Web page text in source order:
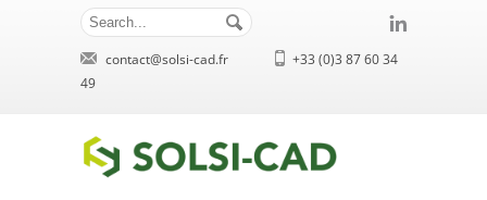
contact@solsi-cad.fr
+33 (0)3 87 60 34
49